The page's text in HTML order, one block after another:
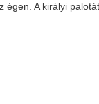
égen. A királyi